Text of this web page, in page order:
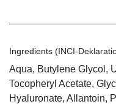
Ingredients (INCI-
Aqua, Butylene Glycol,
Tocopheryl Acetate,
Hyaluronate, Allantoin,